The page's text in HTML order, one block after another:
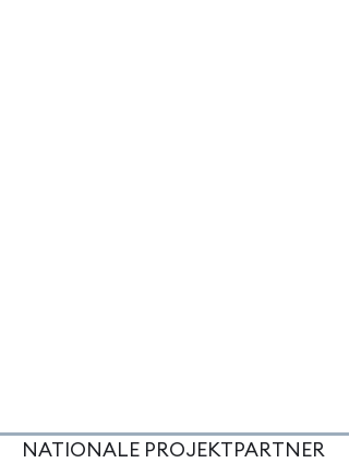
NATIONALE PROJEKTPARTNER